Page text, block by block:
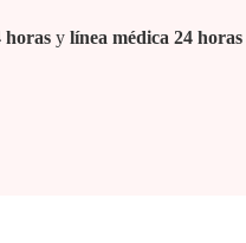
horas y línea médica 24 horas